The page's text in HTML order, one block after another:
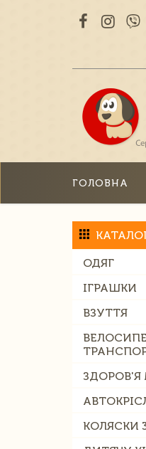
ГОЛОВНА
ОДЯГ
ІГРАШКИ
ВЗУТТЯ
КОЛЯСКИ